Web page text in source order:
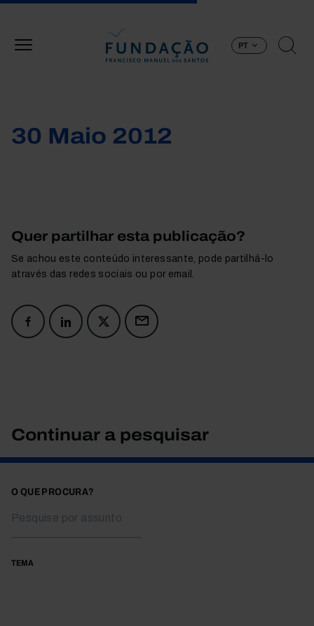
PT
30 Maio 2012
Quer partilhar esta publicação?
Se achou este conteúdo interessante, pode partilhá-lo
através das redes sociais ou por email.
Continuar a pesquisar
O QUE PROCURA?
TEMA